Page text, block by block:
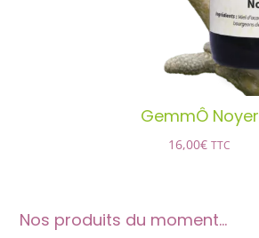
GemmÔ Noyer
16,00€ TTC
Nos produits du moment…